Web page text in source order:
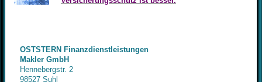
OSTSTERN Finanzdienstleistungen
Makler GmbH
Hennebergstr. 2
98527 Suhl